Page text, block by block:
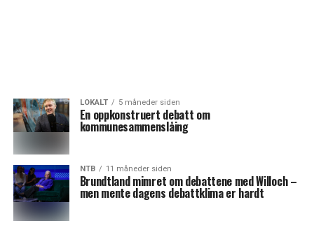
LOKALT 5 måneder siden
En oppkonstruert debatt om
kommunesammenslåing
NTB 11 måneder siden
Brundtland mimret om debattene med Willoch –
men mente dagens debattklima er hardt